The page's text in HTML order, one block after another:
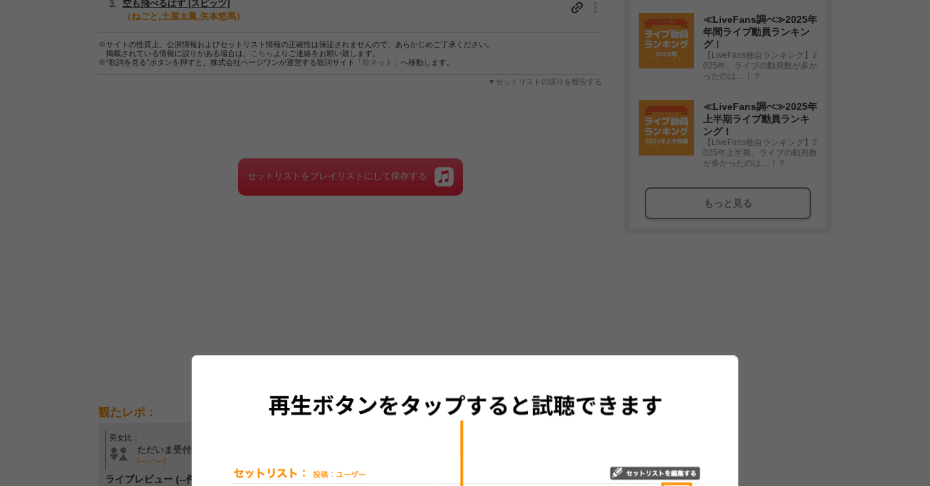
空も飛べるはず [スピッツ]
（ねごと,土屋太鳳,矢本悠馬）
※サイトの性質上、公演情報およびセットリスト情報の正確性は保証されませんので、あらかじめご了承ください。
掲載されている情報に誤りがある場合は、
こちら よりご連絡をお願い致します。
※“歌詞を見る”ボタンを押すと、株式会社ページワンが運営する歌詞サイト「歌ネット 」へ移動します。
▼セットリストの誤りを報告する
セットリストをプレイリストにして保存する
観たレポ：
男女比：
ただいま受付中です
[---／---]
ライブレビュー (--件)
≪LiveFans調べ≫2025年
年間ライブ動員ランキン
グ！
【LiveFans独自ランキング】2
025年、ライブの動員数が多か
ったのは…！？
≪LiveFans調べ≫2025年
上半期ライブ動員ランキ
ング！
【LiveFans独自ランキング】2
025年上半期、ライブの動員数
が多かったのは…！？
もっと見る